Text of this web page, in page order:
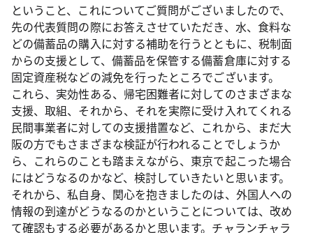
ということ、これについてご質問がございましたので、
先の代表質問の際にお答えさせていただき、水、食料な
どの備蓄品の購入に対する補助を行うとともに、税制面
からの支援として、備蓄品を保管する備蓄倉庫に対する
固定資産税などの減免を行ったところでございます。
これら、実効性ある、帰宅困難者に対してのさまざまな
支援、取組、それから、それを実際に受け入れてくれる
民間事業者に対しての支援措置など、これから、まだ大
阪の方でもさまざまな検証が行われることでしょうか
ら、これらのことも踏まえながら、東京で起こった場合
にはどうなるのかなど、検討していきたいと思います。
それから、私自身、関心を抱きましたのは、外国人への
情報の到達がどうなるのかということについては、改め
て確認もする必要があるかと思います。チャランチャラ